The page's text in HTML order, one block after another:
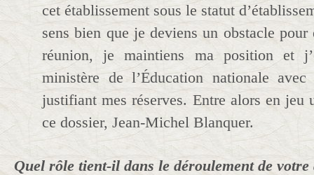
cet établissement sous le statut
sens bien que je deviens un obstacle
réunion, je maintiens ma position et
ministère de l’Éducation nationale
justifiant mes réserves. Entre alors en jeu
ce dossier, Jean-Michel Blanquer.
Quel rôle tient-il dans le déroulement de